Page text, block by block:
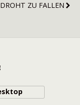
DROHT ZU FALLEN